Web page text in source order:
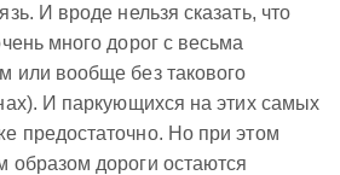
И вроде нельзя сказать, что
много дорог с весьма
или вообще без такового
И паркующихся на этих самых
предостаточно. Но при этом
дороги остаются